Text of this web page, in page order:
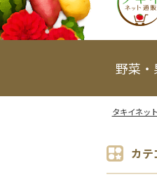
野菜
タキイネッ
カ